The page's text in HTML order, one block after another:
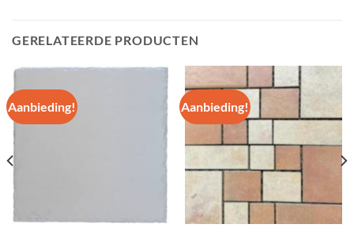
GERELATEERDE PRODUCTEN
Aanbieding! Aanbieding!